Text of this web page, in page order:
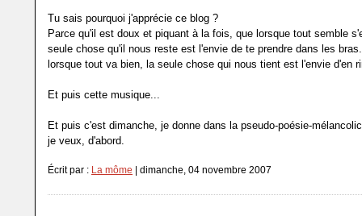
Tu sais pourquoi j'apprécie ce blog ?
Parce qu'il est doux et piquant à la fois, que lorsque tout semble
seule chose qu'il nous reste est l'envie de te prendre dans les
lorsque tout va bien, la seule chose qui nous tient est l'envie d'en
Et puis cette musique...
Et puis c'est dimanche, je donne dans la pseudo-poésie-
je veux, d'abord.
Écrit par : La môme | dimanche, 04 novembre 2007